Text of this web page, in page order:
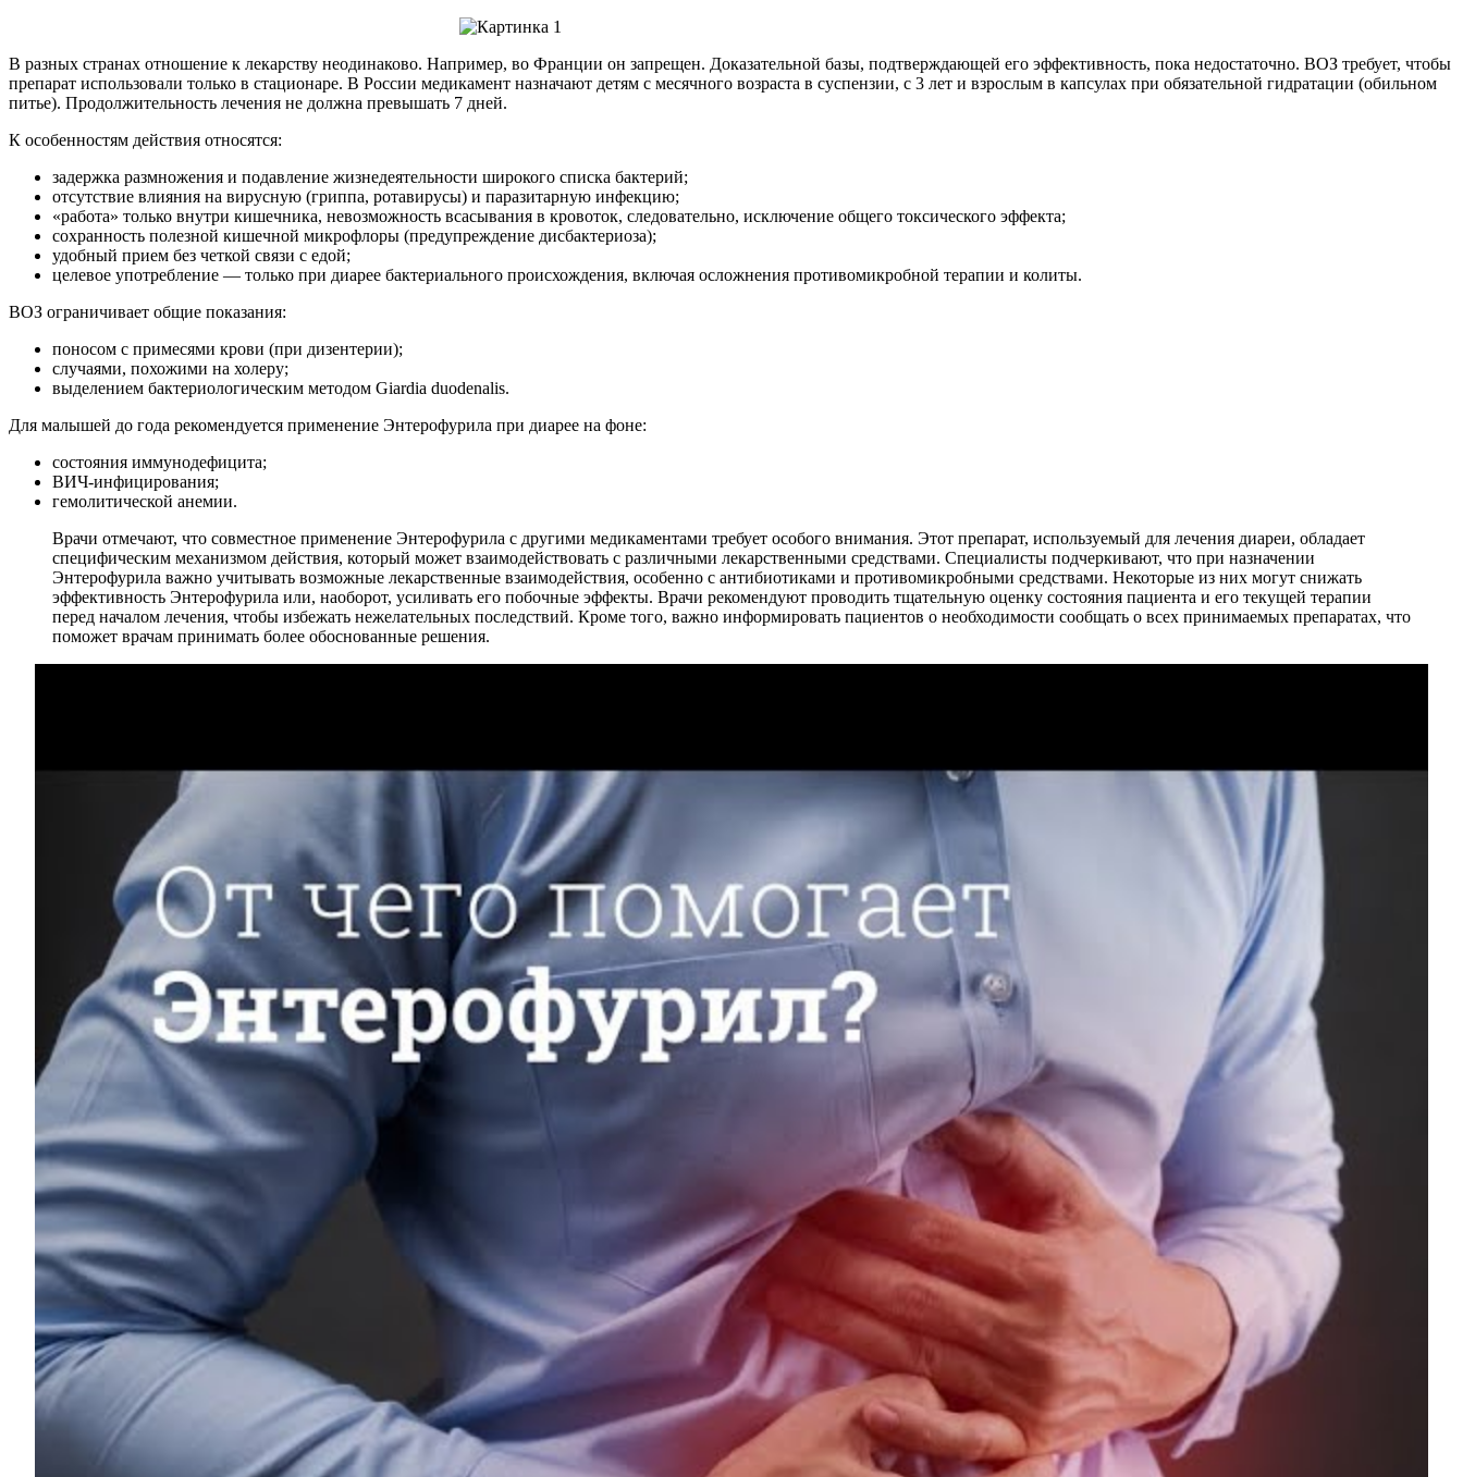
В разных странах отношение к лекарству неодинаково. Например, во Франции он запрещен. Доказательной базы, подтверждающей его эффективность, пока недостаточно. ВОЗ требует, чтобы
препарат использовали только в стационаре. В России медикамент назначают детям с месячного возраста в суспензии, с 3 лет и взрослым в капсулах при обязательной гидратации (обильном
питье). Продолжительность лечения не должна превышать 7 дней.
К особенностям действия относятся:
задержка размножения и подавление жизнедеятельности широкого списка бактерий;
отсутствие влияния на вирусную (гриппа, ротавирусы) и паразитарную инфекцию;
«работа» только внутри кишечника, невозможность всасывания в кровоток, следовательно, исключение общего токсического эффекта;
сохранность полезной кишечной микрофлоры (предупреждение дисбактериоза);
удобный прием без четкой связи с едой;
целевое употребление — только при диарее бактериального происхождения, включая осложнения противомикробной терапии и колиты.
ВОЗ ограничивает общие показания:
поносом с примесями крови (при дизентерии);
случаями, похожими на холеру;
выделением бактериологическим методом Giardia duodenalis.
Для малышей до года рекомендуется применение Энтерофурила при диарее на фоне:
состояния иммунодефицита;
ВИЧ-инфицирования;
гемолитической анемии.
Врачи отмечают, что совместное применение Энтерофурила с другими медикаментами требует особого внимания. Этот препарат, используемый для лечения диареи, обладает
специфическим механизмом действия, который может взаимодействовать с различными лекарственными средствами. Специалисты подчеркивают, что при назначении
Энтерофурила важно учитывать возможные лекарственные взаимодействия, особенно с антибиотиками и противомикробными средствами. Некоторые из них могут снижать
эффективность Энтерофурила или, наоборот, усиливать его побочные эффекты. Врачи рекомендуют проводить тщательную оценку состояния пациента и его текущей терапии
перед началом лечения, чтобы избежать нежелательных последствий. Кроме того, важно информировать пациентов о необходимости сообщать о всех принимаемых препаратах, что
поможет врачам принимать более обоснованные решения.